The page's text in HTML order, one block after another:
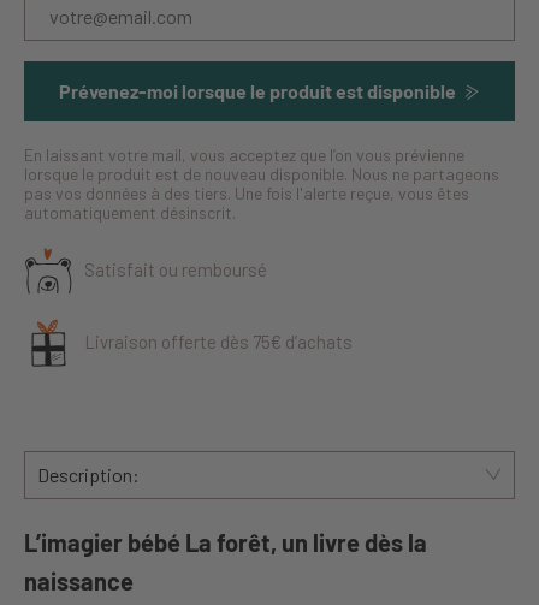
Prévenez-moi lorsque le produit est disponible
En laissant votre mail, vous acceptez que l’on vous prévienne
lorsque le produit est de nouveau disponible. Nous ne partageons
pas vos données à des tiers. Une fois l'alerte reçue, vous êtes
automatiquement désinscrit.
Satisfait ou remboursé
Livraison offerte dès 75€ d’achats
Description:
L’imagier bébé La forêt, un livre dès la
naissance